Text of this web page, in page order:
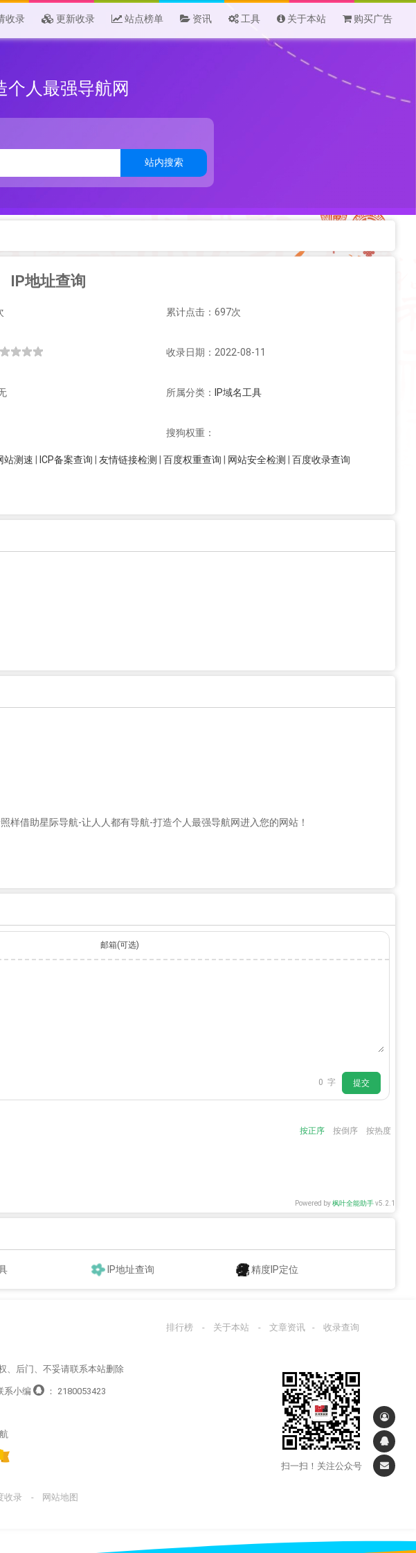
收录 更新收录 站点榜单 资讯 工具 关于本站 购买广告
个人最强导航网
站内搜索
IP地址查询
累计点击：697次
收录日期：2022-08-11
所属分类： IP域名工具
搜狗权重：
站测速 ICP备案查询 友情链接检测 百度权重查询 网站安全检测 百度收录查询
借助星际导航-让人人都有导航-打造个人最强导航网进入您的网站！
邮箱(可选)
0 字 提交
按正序 按倒序 按热度
Powered by枫叶全能助手v5.2.1
IP地址查询 精度IP定位
排行榜 - 关于本站 - 文章资讯 - 收录查询
、后门、不妥请联系本站删除
系小编 ： 2180053423
扫一扫！关注公众号
收录 - 网站地图